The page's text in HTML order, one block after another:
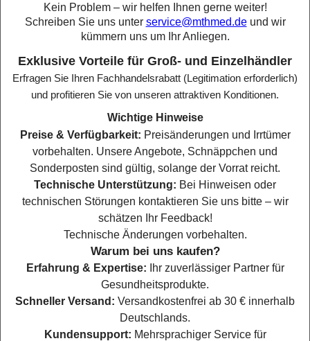
Kein Problem – wir helfen Ihnen gerne weiter!
Schreiben Sie uns unter service@mthmed.deund wir
kümmern uns um Ihr Anliegen.
Exklusive Vorteile für Groß- und Einzelhändler
Erfragen Sie Ihren Fachhandelsrabatt (Legitimation erforderlich)
und profitieren Sie von unseren attraktiven Konditionen.
Wichtige Hinweise
Preise & Verfügbarkeit: Preisänderungen und Irrtümer
vorbehalten. Unsere Angebote, Schnäppchen und
Sonderposten sind gültig, solange der Vorrat reicht.
Technische Unterstützung: Bei Hinweisen oder
technischen Störungen kontaktieren Sie uns bitte – wir
schätzen Ihr Feedback!
Technische Änderungen vorbehalten.
Warum bei uns kaufen?
Erfahrung & Expertise:
Ihr zuverlässiger Partner für
Gesundheitsprodukte.
Schneller Versand: Versandkostenfrei ab 30 € innerhalb
Deutschlands.
Kundensupport: Mehrsprachiger Service für